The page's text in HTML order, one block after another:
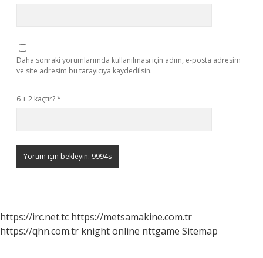
Daha sonraki yorumlarımda kullanılması için adım, e-posta adresim
ve site adresim bu tarayıcıya kaydedilsin.
6 + 2 kaçtır?*
https://irc.net.tc https://metsamakine.com.tr
https://qhn.com.tr knight online nttgame Sitemap